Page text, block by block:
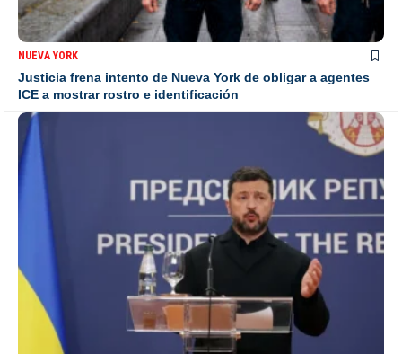
NUEVA YORK
Justicia frena intento de Nueva York de obligar a agentes
ICE a mostrar rostro e identificación